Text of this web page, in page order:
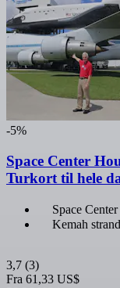
-5%
Space Center
Turkort til hele
Space
Kemah
3,7 (3)
Fra 61,33 US$